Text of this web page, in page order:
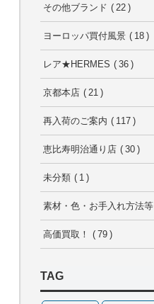
その他ブランド 22
ヨーロッパ買付風景 18
レア★HERMES 36
京都本店 21
再入荷のご案内 117
恵比寿明治通り店 30
未分類 1
素材・色・お手入れ方法等
高価買取！ 79
TAG